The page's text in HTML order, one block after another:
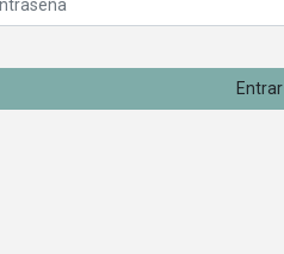
Entrar